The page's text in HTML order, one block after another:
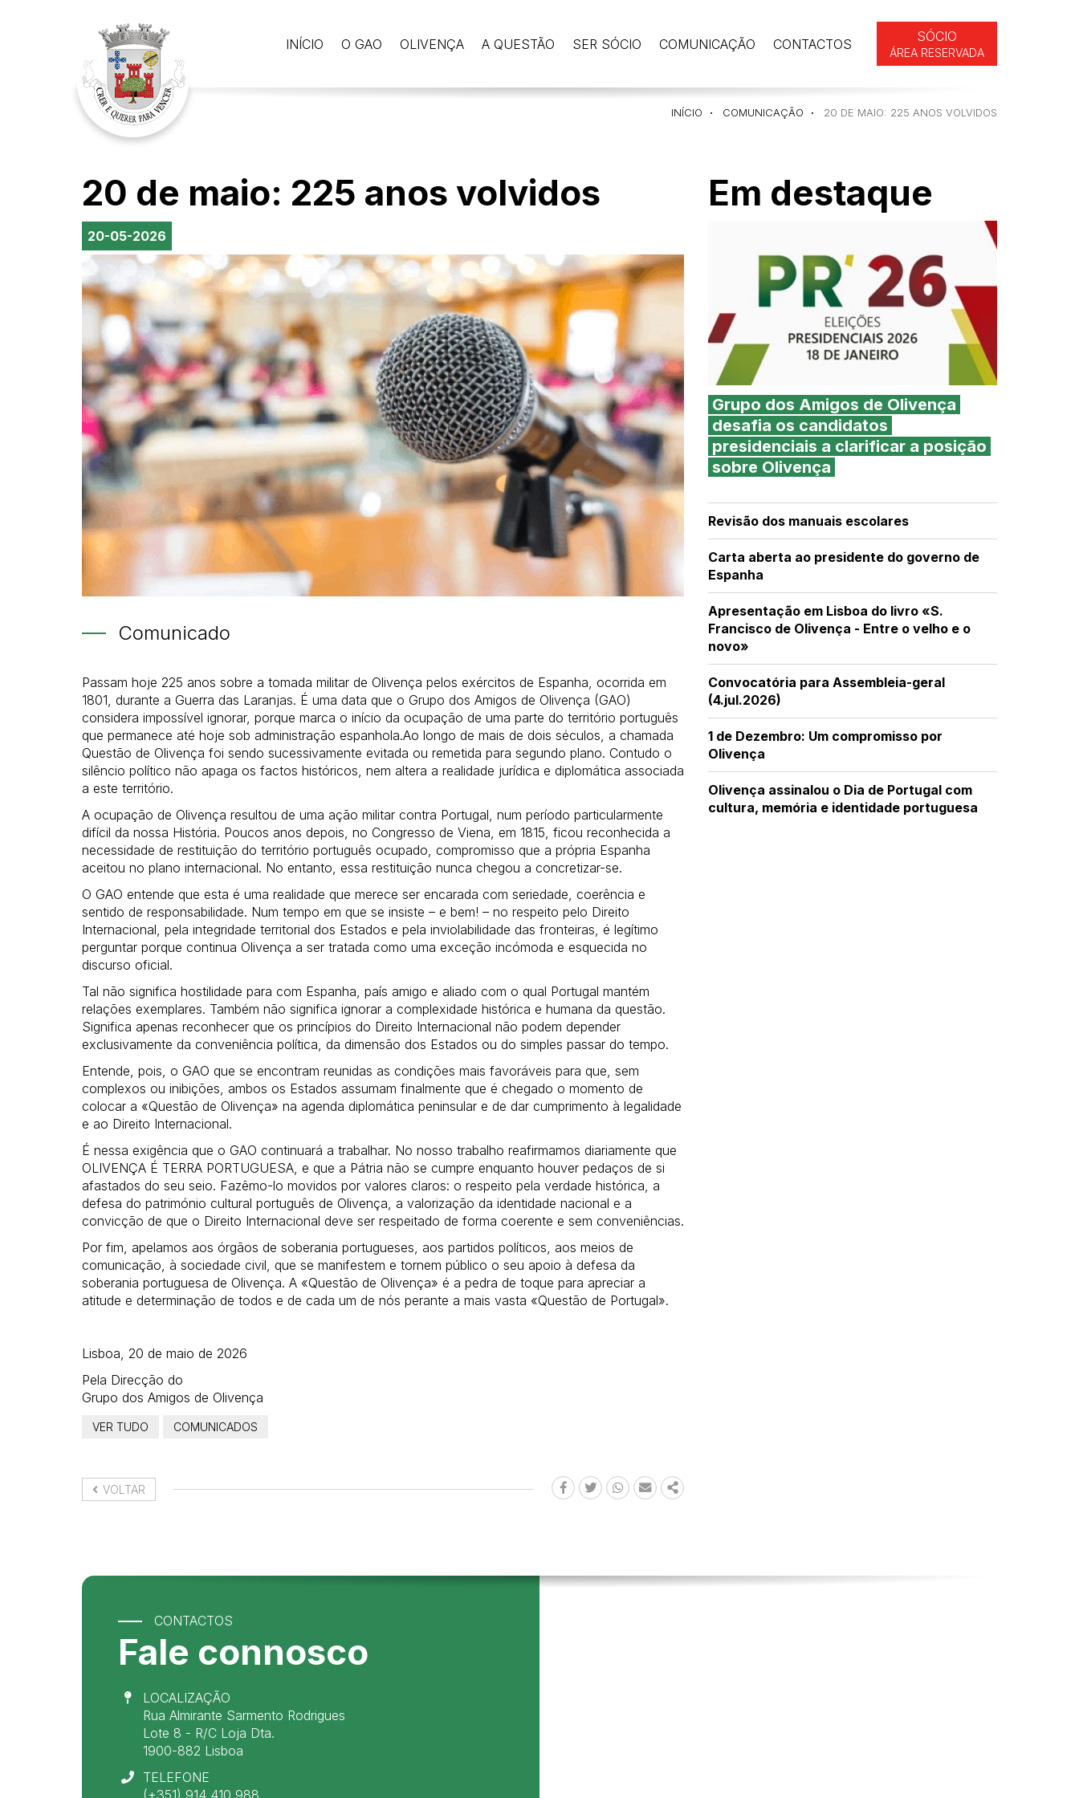
INÍCIO O GAO OLIVENÇA A QUESTÃO SER SÓCIO COMUNICAÇÃO CONTACTOS SÓCIO
ÁREA RESERVADA
INÍCIO COMUNICAÇÃO 20 DE MAIO: 225 ANOS VOLVIDOS
20 de maio: 225 anos volvidos
20-05-2026
Comunicado
Passam hoje 225 anos sobre a tomada militar de Olivença pelos exércitos de Espanha, ocorrida em
1801, durante a Guerra das Laranjas. É uma data que o Grupo dos Amigos de Olivença (GAO)
considera impossível ignorar, porque marca o início da ocupação de uma parte do território português
que permanece até hoje sob administração espanhola.Ao longo de mais de dois séculos, a chamada
Questão de Olivença foi sendo sucessivamente evitada ou remetida para segundo plano. Contudo o
silêncio político não apaga os factos históricos, nem altera a realidade jurídica e diplomática associada
a este território.
A ocupação de Olivença resultou de uma ação militar contra Portugal, num período particularmente
difícil da nossa História. Poucos anos depois, no Congresso de Viena, em 1815, ficou reconhecida a
necessidade de restituição do território português ocupado, compromisso que a própria Espanha
aceitou no plano internacional. No entanto, essa restituição nunca chegou a concretizar-se.
O GAO entende que esta é uma realidade que merece ser encarada com seriedade, coerência e
sentido de responsabilidade. Num tempo em que se insiste – e bem! – no respeito pelo Direito
Internacional, pela integridade territorial dos Estados e pela inviolabilidade das fronteiras, é legítimo
perguntar porque continua Olivença a ser tratada como uma exceção incómoda e esquecida no
discurso oficial.
Tal não significa hostilidade para com Espanha, país amigo e aliado com o qual Portugal mantém
relações exemplares. Também não significa ignorar a complexidade histórica e humana da questão.
Significa apenas reconhecer que os princípios do Direito Internacional não podem depender
exclusivamente da conveniência política, da dimensão dos Estados ou do simples passar do tempo.
Entende, pois, o GAO que se encontram reunidas as condições mais favoráveis para que, sem
complexos ou inibições, ambos os Estados assumam finalmente que é chegado o momento de
colocar a «Questão de Olivença» na agenda diplomática peninsular e de dar cumprimento à legalidade
e ao Direito Internacional.
É nessa exigência que o GAO continuará a trabalhar. No nosso trabalho reafirmamos diariamente que
OLIVENÇA É TERRA PORTUGUESA, e que a Pátria não se cumpre enquanto houver pedaços de si
afastados do seu seio. Fazêmo-lo movidos por valores claros: o respeito pela verdade histórica, a
defesa do património cultural português de Olivença, a valorização da identidade nacional e a
convicção de que o Direito Internacional deve ser respeitado de forma coerente e sem conveniências.
Por fim, apelamos aos órgãos de soberania portugueses, aos partidos políticos, aos meios de
comunicação, à sociedade civil, que se manifestem e tornem público o seu apoio à defesa da
soberania portuguesa de Olivença. A «Questão de Olivença» é a pedra de toque para apreciar a
atitude e determinação de todos e de cada um de nós perante a mais vasta «Questão de Portugal».
Lisboa, 20 de maio de 2026
Pela Direcção do
Grupo dos Amigos de Olivença
VER TUDO COMUNICADOS
VOLTAR FACEBOOK
TWITTERWHATSAPP
EMAILSHARE
Em destaque
Grupo dos Amigos de Olivença
desafia os candidatos
presidenciais a clarificar a posição
sobre Olivença
Revisão dos manuais escolares
Carta aberta ao presidente do governo de
Espanha
Apresentação em Lisboa do livro «S.
Francisco de Olivença - Entre o velho e o
novo»
Convocatória para Assembleia-geral
(4.jul.2026)
1 de Dezembro: Um compromisso por
Olivença
Olivença assinalou o Dia de Portugal com
cultura, memória e identidade portuguesa
CONTACTOS
Fale connosco
LOCALIZAÇÃO
Rua Almirante Sarmento Rodrigues
Lote 8 - R/C Loja Dta.
1900-882 Lisboa
TELEFONE